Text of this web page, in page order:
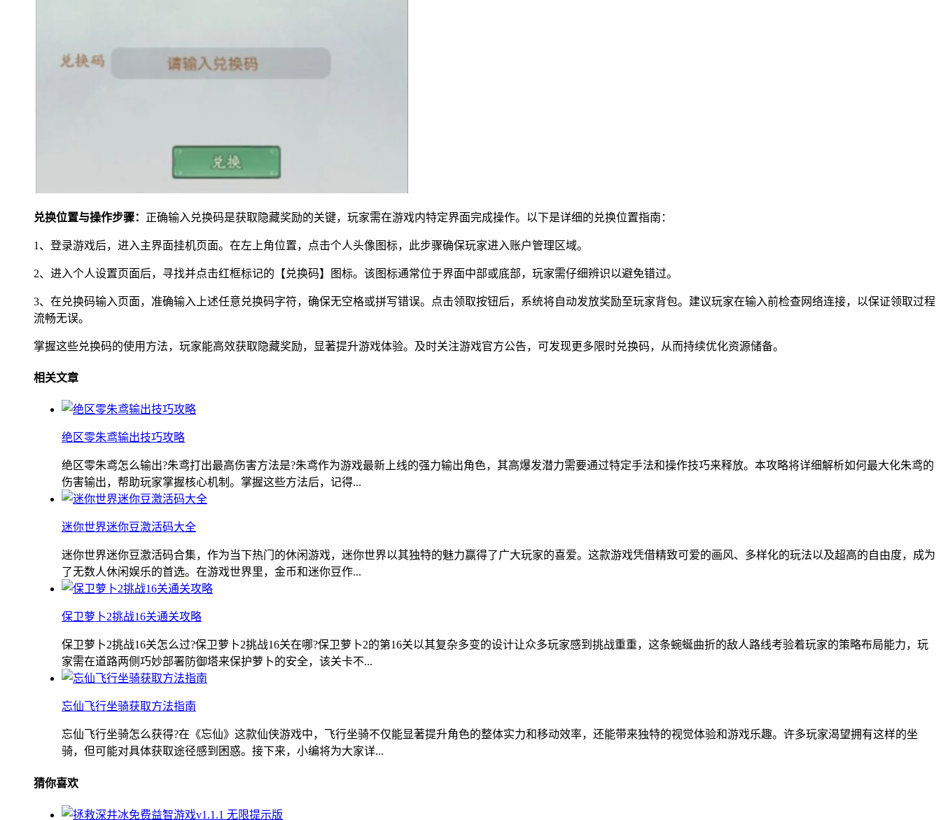
兑换位置与操作步骤： 正确输入兑换码是获取隐藏奖励的关键，玩家需在游戏内特定界面完成操作。以下是详细的兑换位置指南：
1、登录游戏后，进入主界面挂机页面。在左上角位置，点击个人头像图标，此步骤确保玩家进入账户管理区域。
2、进入个人设置页面后，寻找并点击红框标记的【兑换码】图标。该图标通常位于界面中部或底部，玩家需仔细辨识以避免错过。
3、在兑换码输入页面，准确输入上述任意兑换码字符，确保无空格或拼写错误。点击领取按钮后，系统将自动发放奖励至玩家背包。建议玩家在输入前检查网络连接，以保证领取过程
流畅无误。
掌握这些兑换码的使用方法，玩家能高效获取隐藏奖励，显著提升游戏体验。及时关注游戏官方公告，可发现更多限时兑换码，从而持续优化资源储备。
相关文章
绝区零朱鸢输出技巧攻略
绝区零朱鸢怎么输出?朱鸢打出最高伤害方法是?朱鸢作为游戏最新上线的强力输出角色，其高爆发潜力需要通过特定手法和操作技巧来释放。本攻略将详细解析如何最大化朱鸢的
伤害输出，帮助玩家掌握核心机制。掌握这些方法后，记得...
迷你世界迷你豆激活码大全
迷你世界迷你豆激活码合集，作为当下热门的休闲游戏，迷你世界以其独特的魅力赢得了广大玩家的喜爱。这款游戏凭借精致可爱的画风、多样化的玩法以及超高的自由度，成为
了无数人休闲娱乐的首选。在游戏世界里，金币和迷你豆作...
保卫萝卜2挑战16关通关攻略
保卫萝卜2挑战16关怎么过?保卫萝卜2挑战16关在哪?保卫萝卜2的第16关以其复杂多变的设计让众多玩家感到挑战重重，这条蜿蜒曲折的敌人路线考验着玩家的策略布局能力，玩
家需在道路两侧巧妙部署防御塔来保护萝卜的安全，该关卡不...
忘仙飞行坐骑获取方法指南
忘仙飞行坐骑怎么获得?在《忘仙》这款仙侠游戏中，飞行坐骑不仅能显著提升角色的整体实力和移动效率，还能带来独特的视觉体验和游戏乐趣。许多玩家渴望拥有这样的坐
骑，但可能对具体获取途径感到困惑。接下来，小编将为大家详...
猜你喜欢